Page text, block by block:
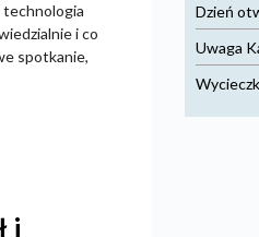
technologia
i co
spotkanie,
i
Dzień
Uwaga